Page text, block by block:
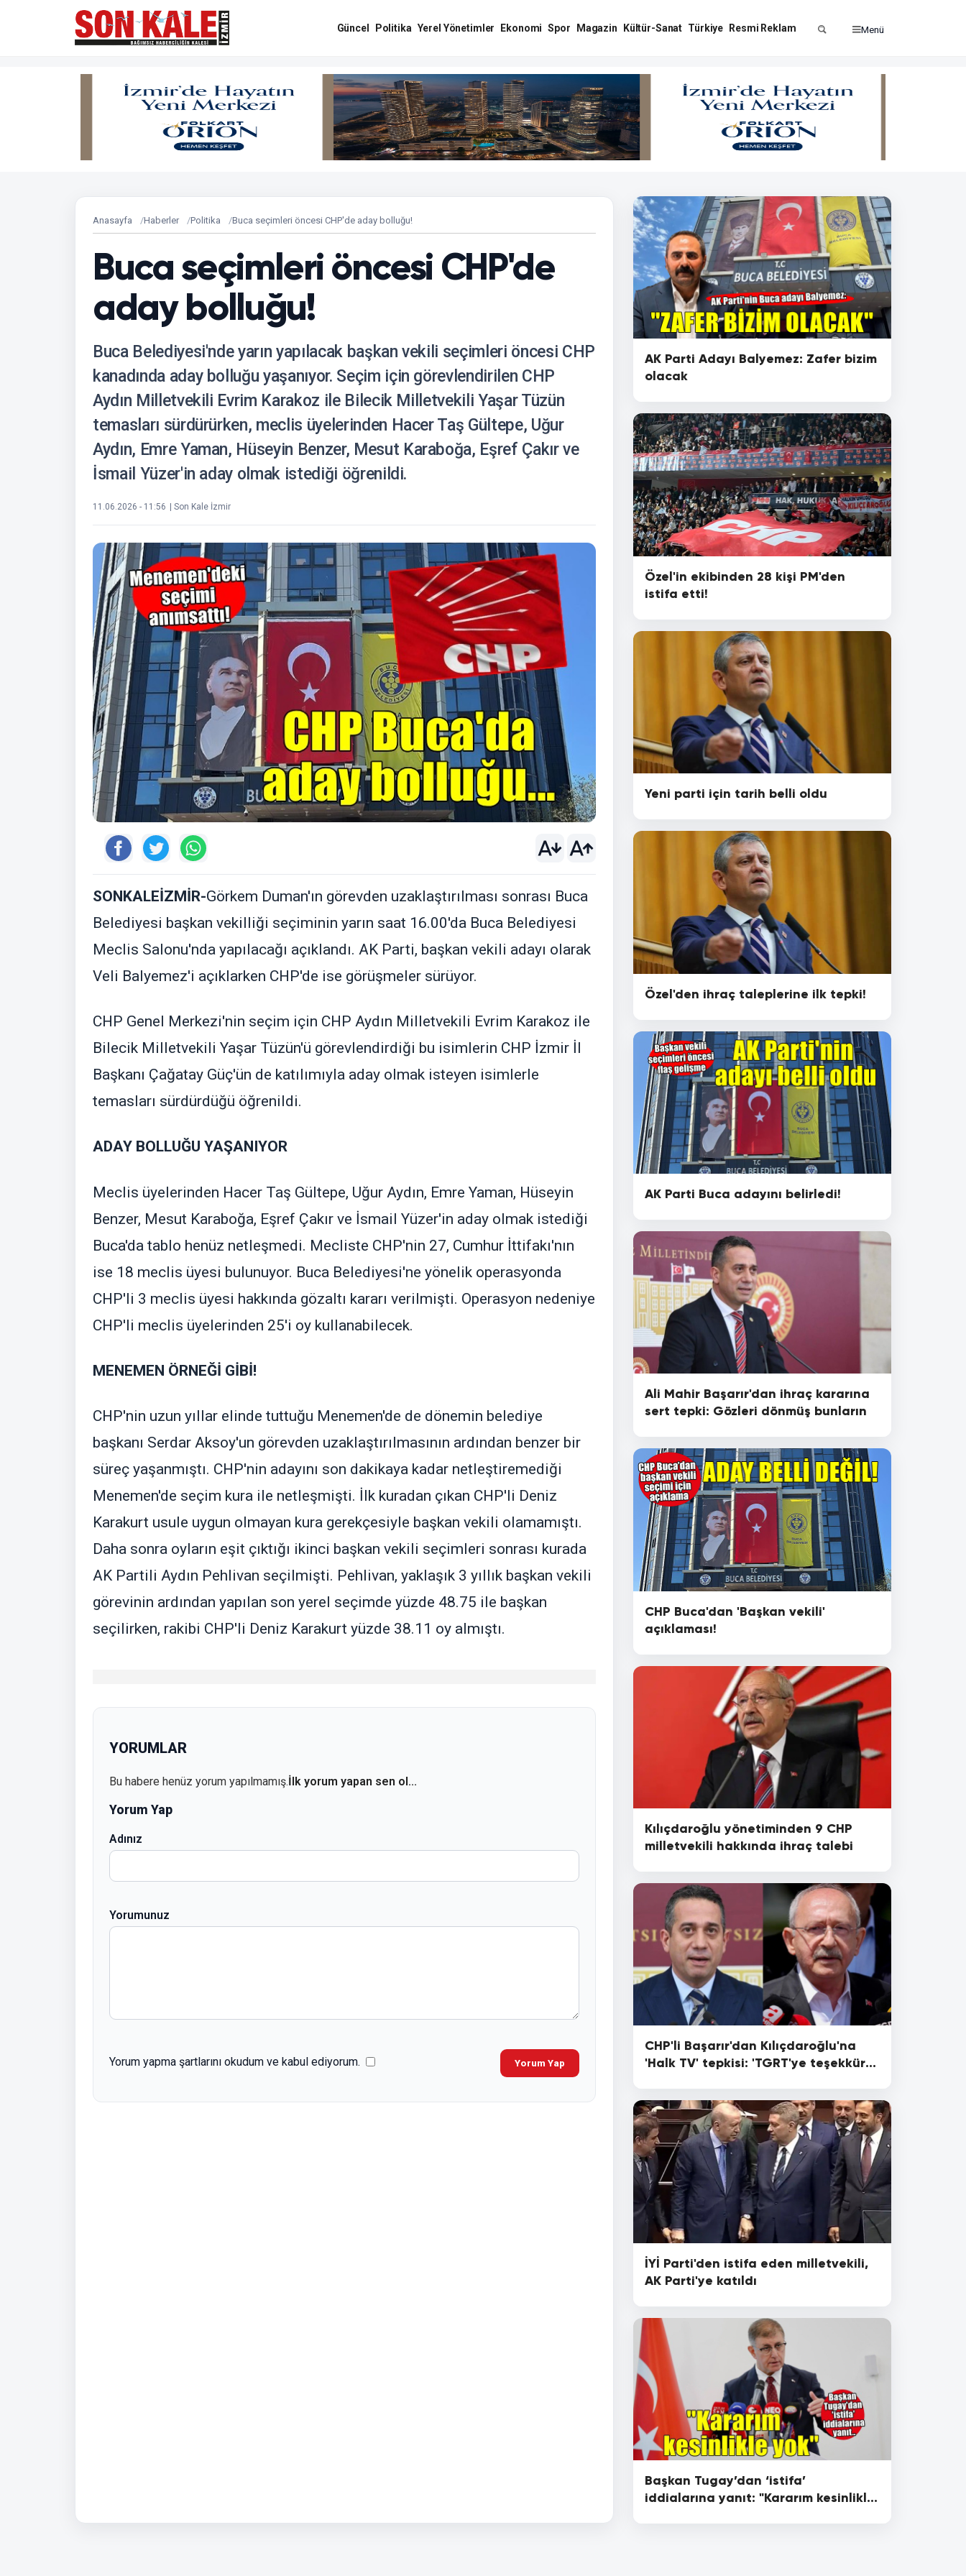
Güncel Politika Yerel Yönetimler Ekonomi Spor Magazin Kültür-Sanat Türkiye Resmi Reklam Menü
Anasayfa Haberler Politika Buca seçimleri öncesi CHP'de aday bolluğu!
Buca seçimleri öncesi CHP'de
aday bolluğu!
Buca Belediyesi'nde yarın yapılacak başkan vekili seçimleri öncesi CHP
kanadında aday bolluğu yaşanıyor. Seçim için görevlendirilen CHP
Aydın Milletvekili Evrim Karakoz ile Bilecik Milletvekili Yaşar Tüzün
temasları sürdürürken, meclis üyelerinden Hacer Taş Gültepe, Uğur
Aydın, Emre Yaman, Hüseyin Benzer, Mesut Karaboğa, Eşref Çakır ve
İsmail Yüzer'in aday olmak istediği öğrenildi.
11.06.2026 - 11:56 | Son Kale İzmir
SONKALEİZMİR-Görkem Duman'ın görevden uzaklaştırılması sonrası Buca
Belediyesi başkan vekilliği seçiminin yarın saat 16.00'da Buca Belediyesi
Meclis Salonu'nda yapılacağı açıklandı. AK Parti, başkan vekili adayı olarak
Veli Balyemez'i açıklarken CHP'de ise görüşmeler sürüyor.
CHP Genel Merkezi'nin seçim için CHP Aydın Milletvekili Evrim Karakoz ile
Bilecik Milletvekili Yaşar Tüzün'ü görevlendirdiği bu isimlerin CHP İzmir İl
Başkanı Çağatay Güç'ün de katılımıyla aday olmak isteyen isimlerle
temasları sürdürdüğü öğrenildi.
ADAY BOLLUĞU YAŞANIYOR
Meclis üyelerinden Hacer Taş Gültepe, Uğur Aydın, Emre Yaman, Hüseyin
Benzer, Mesut Karaboğa, Eşref Çakır ve İsmail Yüzer'in aday olmak istediği
Buca'da tablo henüz netleşmedi. Mecliste CHP'nin 27, Cumhur İttifakı'nın
ise 18 meclis üyesi bulunuyor. Buca Belediyesi'ne yönelik operasyonda
CHP'li 3 meclis üyesi hakkında gözaltı kararı verilmişti. Operasyon nedeniye
CHP'li meclis üyelerinden 25'i oy kullanabilecek.
MENEMEN ÖRNEĞİ GİBİ!
CHP'nin uzun yıllar elinde tuttuğu Menemen'de de dönemin belediye
başkanı Serdar Aksoy'un görevden uzaklaştırılmasının ardından benzer bir
süreç yaşanmıştı. CHP'nin adayını son dakikaya kadar netleştiremediği
Menemen'de seçim kura ile netleşmişti. İlk kuradan çıkan CHP'li Deniz
Karakurt usule uygun olmayan kura gerekçesiyle başkan vekili olamamıştı.
Daha sonra oyların eşit çıktığı ikinci başkan vekili seçimleri sonrası kurada
AK Partili Aydın Pehlivan seçilmişti. Pehlivan, yaklaşık 3 yıllık başkan vekili
görevinin ardından yapılan son yerel seçimde yüzde 48.75 ile başkan
seçilirken, rakibi CHP'li Deniz Karakurt yüzde 38.11 oy almıştı.
YORUMLAR
Bu habere henüz yorum yapılmamış.İlk yorum yapan sen ol...
Yorum Yap
Adınız
Yorumunuz
Yorum yapma şartlarını okudum ve kabul ediyorum. Yorum Yap
AK Parti Adayı Balyemez: Zafer bizim
olacak
Özel'in ekibinden 28 kişi PM'den
istifa etti!
Yeni parti için tarih belli oldu
Özel'den ihraç taleplerine ilk tepki!
AK Parti Buca adayını belirledi!
Ali Mahir Başarır'dan ihraç kararına
sert tepki: Gözleri dönmüş bunların
CHP Buca'dan 'Başkan vekili'
açıklaması!
Kılıçdaroğlu yönetiminden 9 CHP
milletvekili hakkında ihraç talebi
CHP'li Başarır'dan Kılıçdaroğlu'na
'Halk TV' tepkisi: 'TGRT'ye teşekkür
İYİ Parti'den istifa eden milletvekili,
AK Parti'ye katıldı
Başkan Tugay’dan ‘istifa’
iddialarına yanıt: "Kararım kesinlikle